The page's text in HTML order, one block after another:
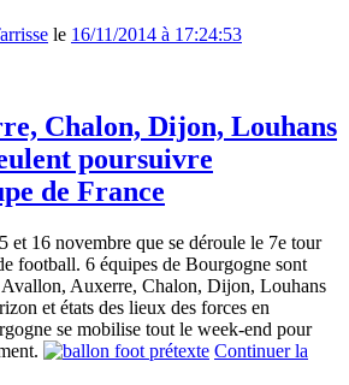
le 16/11/2014 à 17:24:53
Chalon, Dijon, Louhans
poursuivre
de France
et 16 novembre que se déroule le 7e tour
football. 6 équipes de Bourgogne sont
Auxerre, Chalon, Dijon, Louhans
et états des lieux des forces en
se mobilise tout le week-end pour
Continuer la